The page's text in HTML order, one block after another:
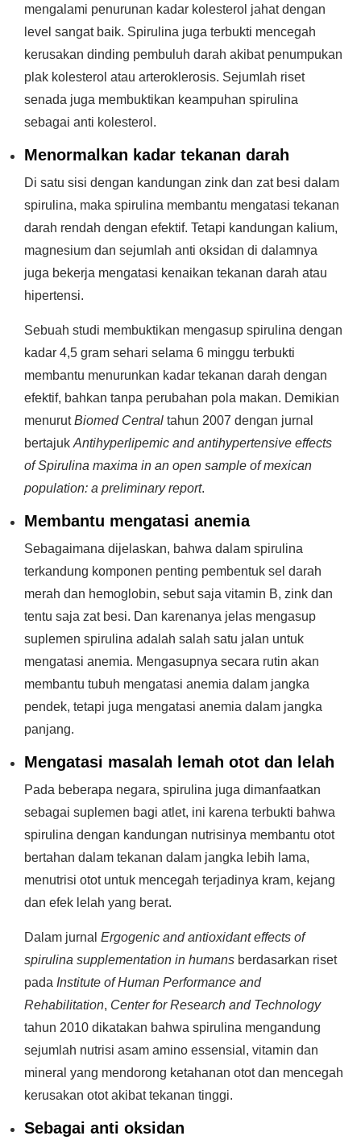
mengalami penurunan kadar kolesterol jahat dengan
level sangat baik. Spirulina juga terbukti mencegah
kerusakan dinding pembuluh darah akibat penumpukan
plak kolesterol atau arteroklerosis. Sejumlah riset
senada juga membuktikan keampuhan spirulina
sebagai anti kolesterol.
Menormalkan kadar tekanan darah
Di satu sisi dengan kandungan zink dan zat besi dalam
spirulina, maka spirulina membantu mengatasi tekanan
darah rendah dengan efektif. Tetapi kandungan kalium,
magnesium dan sejumlah anti oksidan di dalamnya
juga bekerja mengatasi kenaikan tekanan darah atau
hipertensi.
Sebuah studi membuktikan mengasup spirulina dengan
kadar 4,5 gram sehari selama 6 minggu terbukti
membantu menurunkan kadar tekanan darah dengan
efektif, bahkan tanpa perubahan pola makan. Demikian
menurutBiomed Central tahun 2007 dengan jurnal
bertajuk Antihyperlipemic and antihypertensive effects
of Spirulina maxima in an open sample of mexican
population: a preliminary report.
Membantu mengatasi anemia
Sebagaimana dijelaskan, bahwa dalam spirulina
terkandung komponen penting pembentuk sel darah
merah dan hemoglobin, sebut saja vitamin B, zink dan
tentu saja zat besi. Dan karenanya jelas mengasup
suplemen spirulina adalah salah satu jalan untuk
mengatasi anemia. Mengasupnya secara rutin akan
membantu tubuh mengatasi anemia dalam jangka
pendek, tetapi juga mengatasi anemia dalam jangka
panjang.
Mengatasi masalah lemah otot dan lelah
Pada beberapa negara, spirulina juga dimanfaatkan
sebagai suplemen bagi atlet, ini karena terbukti bahwa
spirulina dengan kandungan nutrisinya membantu otot
bertahan dalam tekanan dalam jangka lebih lama,
menutrisi otot untuk mencegah terjadinya kram, kejang
dan efek lelah yang berat.
Dalam jurnal Ergogenic and antioxidant effects of
spirulina supplementation in humans berdasarkan riset
pada Institute of Human Performance and
Rehabilitation, Center for Research and Technology
tahun 2010 dikatakan bahwa spirulina mengandung
sejumlah nutrisi asam amino essensial, vitamin dan
mineral yang mendorong ketahanan otot dan mencegah
kerusakan otot akibat tekanan tinggi.
Sebagai anti oksidan